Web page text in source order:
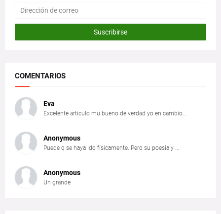
COMENTARIOS
Eva
Excelente articulo mu bueno de verdad yo en cambio...
Anonymous
Puede q se haya ido físicamente. Pero su poesía y ...
Anonymous
Un grande